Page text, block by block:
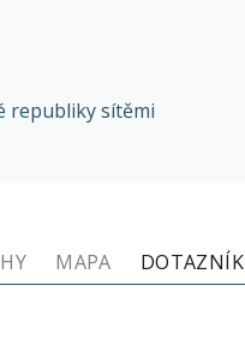
republiky sítěmi
MAPA DOTAZNÍK